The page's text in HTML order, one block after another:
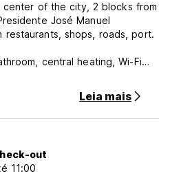
of the city, 2 blocks from
José Manuel
restaurants, shops, roads, port.
central heating, Wi-Fi
Conditions:
arrival. In case of a late
Leia mais
out
11:00